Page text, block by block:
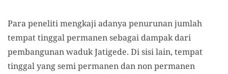
Para peneliti mengkaji adanya penurunan jumlah
tempat tinggal permanen sebagai dampak dari
pembangunan waduk Jatigede. Di sisi lain, tempat
tinggal yang semi permanen dan non permanen